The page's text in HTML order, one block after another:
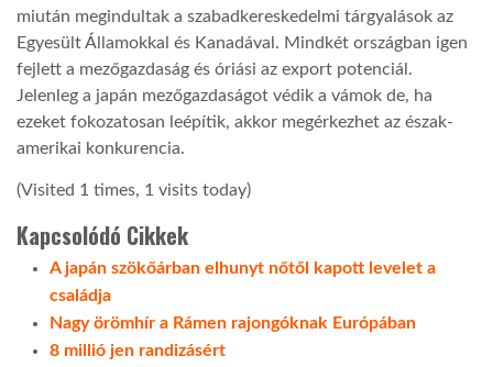
miután megindultak a szabadkereskedelmi tárgyalások az
Egyesült Államokkal és Kanadával. Mindkét országban igen
fejlett a mezőgazdaság és óriási az export potenciál.
Jelenleg a japán mezőgazdaságot védik a vámok de, ha
ezeket fokozatosan leépítik, akkor megérkezhet az észak-
amerikai konkurencia.
(Visited 1 times, 1 visits today)
Kapcsolódó Cikkek
A japán szökőárban elhunyt nőtől kapott levelet a
családja
Nagy örömhír a Rámen rajongóknak Európában
8 millió jen randizásért